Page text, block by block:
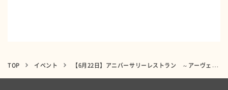
TOP イベント 【6月22日】アニバーサリーレストラン ～アーヴェリール迎賓館 高松～